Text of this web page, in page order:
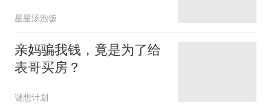
星星汤泡饭
亲妈骗我钱，竟是为了给
表哥买房？
谜想计划